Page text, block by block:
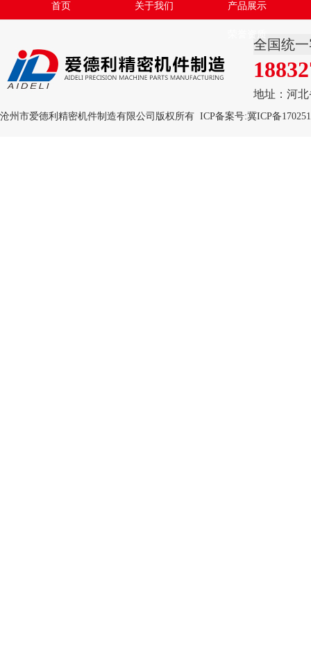
首页 关于我们 产品展示
全国统
地址：河
沧州市爱德利精密机件制造有限公司版权所有 ICP备案号:冀ICP备